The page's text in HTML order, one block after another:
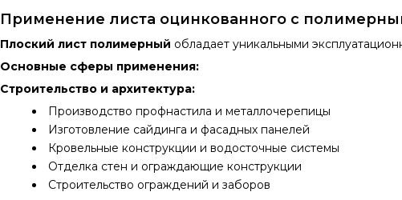
Применение листа оцинкованного с
Плоский лист полимерный обладает уникальными
Основные сферы применения:
Строительство и архитектура:
Производство профнастила и металлочерепицы
Изготовление сайдинга и фасадных панелей
Кровельные конструкции и водосточные системы
Отделка стен и ограждающие конструкции
Строительство ограждений и заборов